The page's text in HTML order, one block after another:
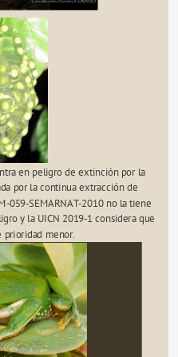
en peligro de extinción por la
por la continua extracción de
059-SEMARNAT-2010 no la tiene
y la UICN 2019-1 considera que
prioridad menor.